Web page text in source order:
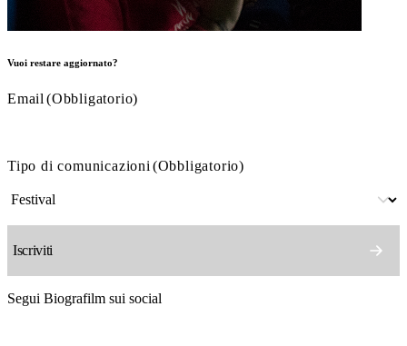
Vuoi restare aggiornato?
Email (Obbligatorio)
Tipo di comunicazioni (Obbligatorio)
Segui Biografilm sui social